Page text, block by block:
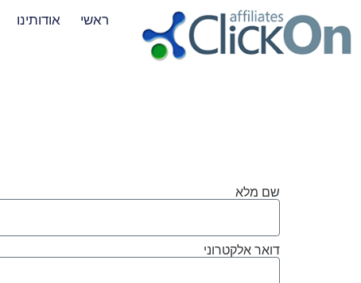
ראשי אודותינו
שם מלא
דואר אלקטרוני